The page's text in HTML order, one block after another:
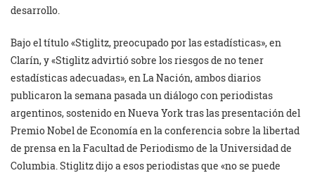
desarrollo.
Bajo el título «Stiglitz, preocupado por las estadísticas», en
Clarín, y «Stiglitz advirtió sobre los riesgos de no tener
estadísticas adecuadas», en La Nación, ambos diarios
publicaron la semana pasada un diálogo con periodistas
argentinos, sostenido en Nueva York tras las presentación del
Premio Nobel de Economía en la conferencia sobre la libertad
de prensa en la Facultad de Periodismo de la Universidad de
Columbia. Stiglitz dijo a esos periodistas que «no se puede